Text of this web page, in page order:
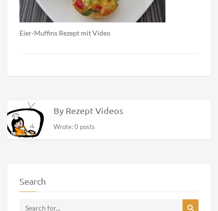
Eier-Muffins Rezept mit Video
By Rezept Videos
Wrote: 0 posts
Search